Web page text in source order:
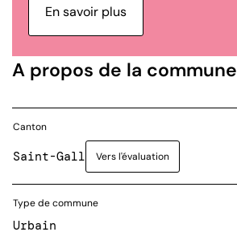
En savoir plus
A propos de la commune
Canton
Saint-Gall Vers l'évaluation
Type de commune
Urbain